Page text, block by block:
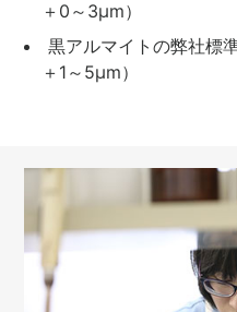
＋0～3μm）
黒アルマイトの弊社標
＋1～5μm）